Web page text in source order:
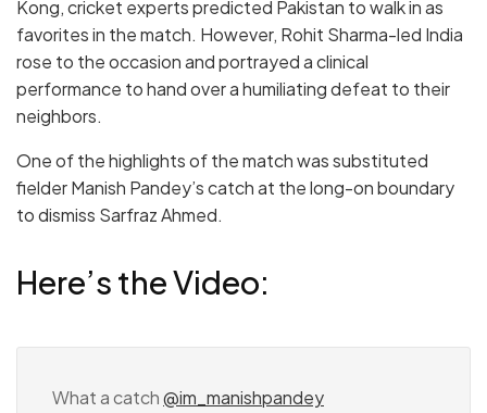
Kong, cricket experts predicted Pakistan to walk in as
favorites in the match. However, Rohit Sharma-led India
rose to the occasion and portrayed a clinical
performance to hand over a humiliating defeat to their
neighbors.
One of the highlights of the match was substituted
fielder Manish Pandey’s catch at the long-on boundary
to dismiss Sarfraz Ahmed.
Here’s the Video:
What a catch@im_manishpandey